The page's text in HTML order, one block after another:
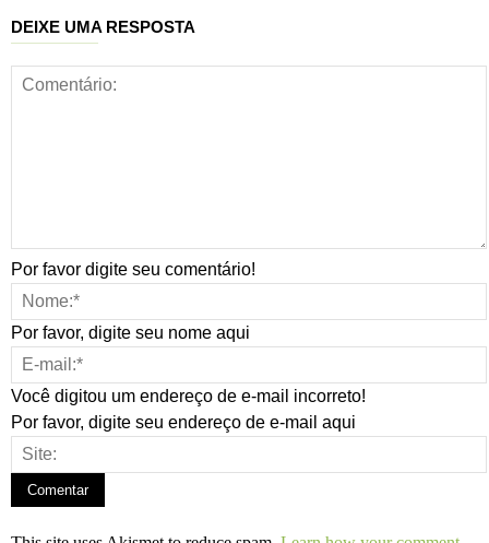
DEIXE UMA RESPOSTA
Por favor digite seu comentário!
Por favor, digite seu nome aqui
Você digitou um endereço de e-mail incorreto!
Por favor, digite seu endereço de e-mail aqui